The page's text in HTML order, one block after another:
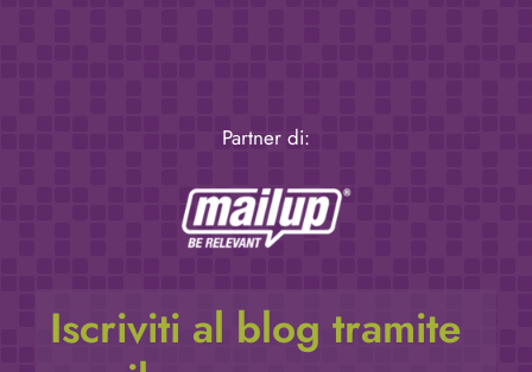
Partner di:
Iscriviti al blog tramite